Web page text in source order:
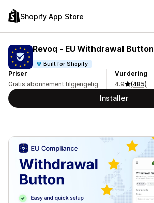
Shopify App Store
Revoq ‑ EU Withdrawal Button
Built for Shopify
Priser
Gratis abonnement tilgjengelig
Vurdering
4.9
(485)
Installer